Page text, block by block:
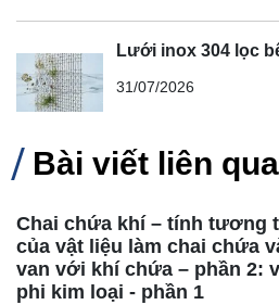
Lưới inox 304 lọc
31/07/2026
Bài viết liên
Chai chứa khí – tính tương
của vật liệu làm chai chứa
van với khí chứa – phần 2:
phi kim loại - phần 1